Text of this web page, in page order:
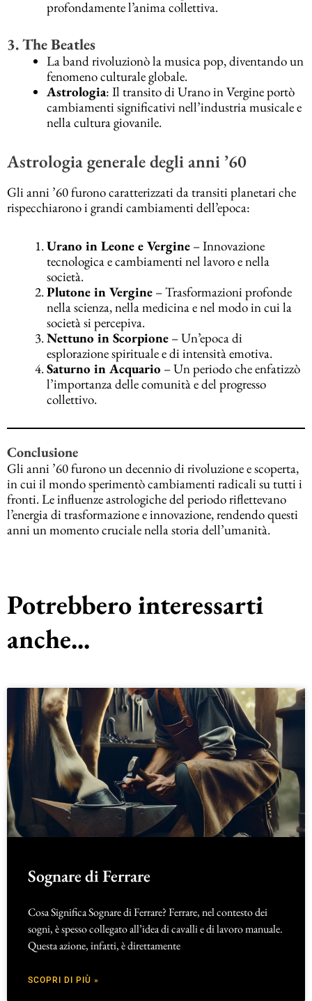
profondamente l’anima collettiva.
3. The Beatles
La band rivoluzionò la musica pop, diventando un
fenomeno culturale globale.
Astrologia: Il transito di Urano in Vergine portò
cambiamenti significativi nell’industria musicale e
nella cultura giovanile.
Astrologia generale degli anni ’60
Gli anni ’60 furono caratterizzati da transiti planetari che
rispecchiarono i grandi cambiamenti dell’epoca:
Urano in Leone e Vergine – Innovazione
tecnologica e cambiamenti nel lavoro e nella
società.
Plutone in Vergine – Trasformazioni profonde
nella scienza, nella medicina e nel modo in cui la
società si percepiva.
Nettuno in Scorpione – Un’epoca di
esplorazione spirituale e di intensità emotiva.
Saturno in Acquario – Un periodo che enfatizzò
l’importanza delle comunità e del progresso
collettivo.
Conclusione
Gli anni ’60 furono un decennio di rivoluzione e scoperta,
in cui il mondo sperimentò cambiamenti radicali su tutti i
fronti. Le influenze astrologiche del periodo riflettevano
l’energia di trasformazione e innovazione, rendendo questi
anni un momento cruciale nella storia dell’umanità.
Potrebbero interessarti
anche...
Sognare di Ferrare
Cosa Significa Sognare di Ferrare? Ferrare, nel contesto dei
sogni, è spesso collegato all’idea di cavalli e di lavoro manuale.
Questa azione, infatti, è direttamente
SCOPRI DI PIÙ »